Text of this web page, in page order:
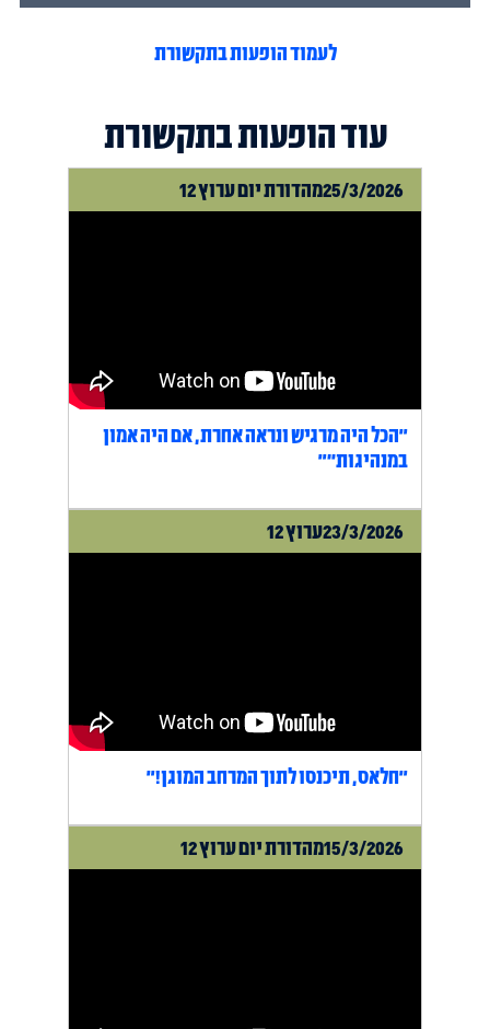
לעמוד הופעות בתקשורת
עוד הופעות בתקשורת
25/3/2026מהדורת יום ערוץ 12
"הכל היה מרגיש ונראה אחרת, אם היה אמון
במנהיגות״"
23/3/2026ערוץ 12
"חלאס, תיכנסו לתוך המרחב המוגן!"
15/3/2026מהדורת יום ערוץ 12